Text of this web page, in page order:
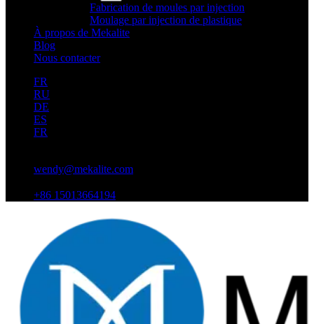
Fabrication de moules par injection
Moulage par injection de plastique
À propos de Mekalite
Blog
Nous contacter
FR
RU
DE
ES
FR
wendy@mekalite.com
+86 15013664194